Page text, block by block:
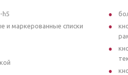
h5
и маркерованные списки